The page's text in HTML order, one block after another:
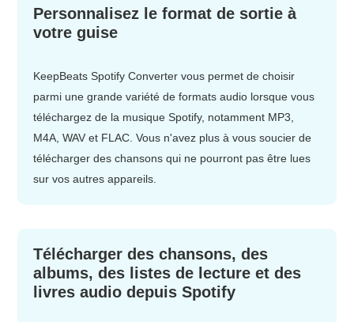
Personnalisez le format de sortie à
votre guise
KeepBeats Spotify Converter vous permet de choisir
parmi une grande variété de formats audio lorsque vous
téléchargez de la musique Spotify, notamment MP3,
M4A, WAV et FLAC. Vous n'avez plus à vous soucier de
télécharger des chansons qui ne pourront pas être lues
sur vos autres appareils.
Télécharger des chansons, des
albums, des listes de lecture et des
livres audio depuis Spotify